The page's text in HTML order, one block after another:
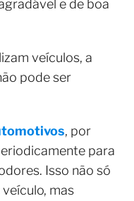
e de boa
veículos, a
pode ser
, por
para
Isso não só
mas